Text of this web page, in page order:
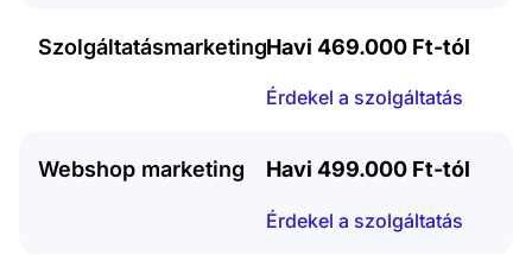
SzolgáltatásmarketingHavi 469.000 Ft-tól
Érdekel a szolgáltatás
Webshop marketing Havi 499.000 Ft-tól
Érdekel a szolgáltatás